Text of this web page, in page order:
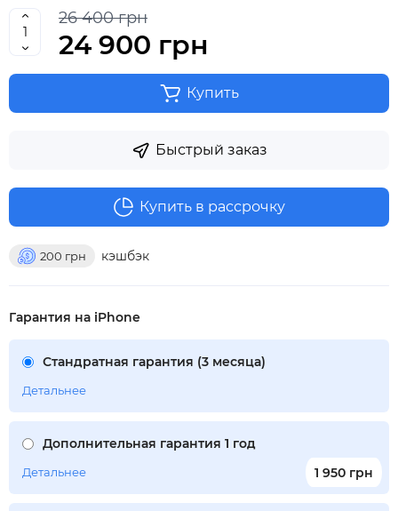
26 400 грн
24 900 грн
Купить
Быстрый заказ
200 грн кэшбэк
Купить в рассрочку
Гарантия на iPhone
Стандратная гарантия (3 месяца)
Детальнее
Дополнительная гарантия 1 год
1 950 грн
Детальнее